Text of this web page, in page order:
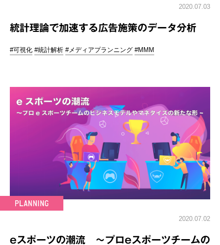
2020.07.03
統計理論で加速する広告施策のデータ分析
#可視化 #統計解析 #メディアプランニング #MMM
2020.07.02
eスポーツの潮流 ～プロeスポーツチームの